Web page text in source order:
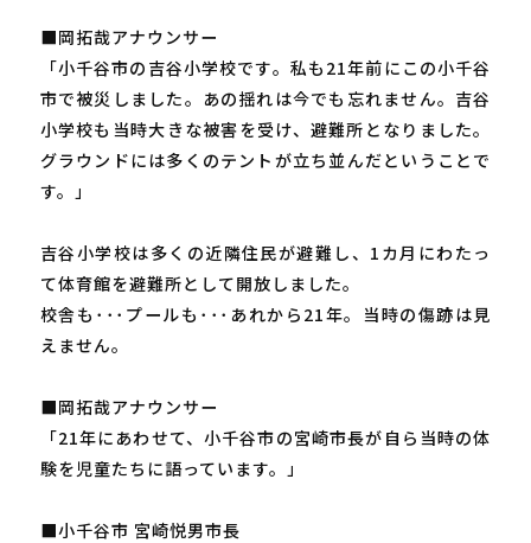
■岡拓哉アナウンサー
「小千谷市の吉谷小学校です。私も21年前にこの小千谷
市で被災しました。あの揺れは今でも忘れません。吉谷
小学校も当時大きな被害を受け、避難所となりました。
グラウンドには多くのテントが立ち並んだということで
す。」
吉谷小学校は多くの近隣住民が避難し、1カ月にわたっ
て体育館を避難所として開放しました。
校舎も･･･プールも･･･あれから21年。当時の傷跡は見
えません。
■岡拓哉アナウンサー
「21年にあわせて、小千谷市の宮崎市長が自ら当時の体
験を児童たちに語っています。」
■小千谷市 宮崎悦男市長